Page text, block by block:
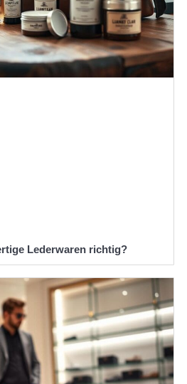
Lederwaren richtig?